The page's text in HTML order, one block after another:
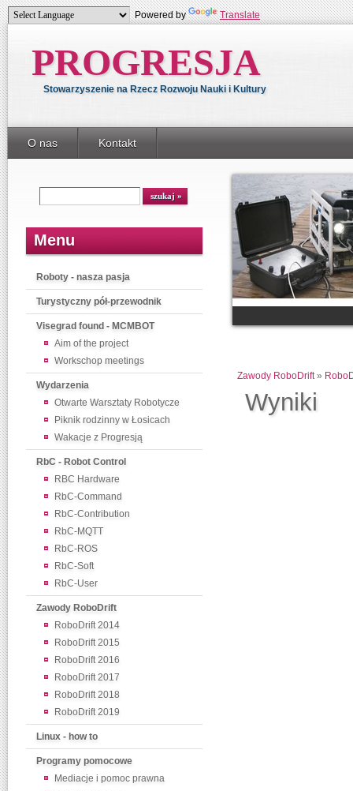
Powered by Translate
PROGRESJA
Stowarzyszenie na Rzecz Rozwoju Nauki i Kultury
O nas Kontakt
Menu
Roboty - nasza pasja
Turystyczny pół-przewodnik
Visegrad found - MCMBOT
Aim of the project
Workschop meetings
Wydarzenia
Otwarte Warsztaty Robotycze
Piknik rodzinny w Łosicach
Wakacje z Progresją
RbC - Robot Control
RBC Hardware
RbC-Command
RbC-Contribution
RbC-MQTT
RbC-ROS
RbC-Soft
RbC-User
Zawody RoboDrift
RoboDrift 2014
RoboDrift 2015
RoboDrift 2016
RoboDrift 2017
RoboDrift 2018
RoboDrift 2019
Linux - how to
Programy pomocowe
Mediacje i pomoc prawna
Wyniki
Zawody RoboDrift»